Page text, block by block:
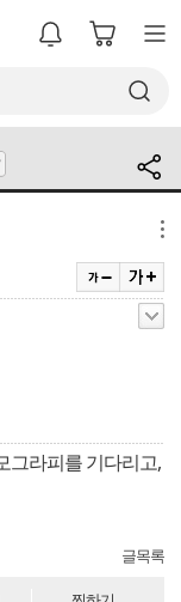
그라피를 기다리고,
글목록